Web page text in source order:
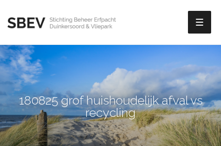
180825 grof huishoudelijk afval vs
recycling